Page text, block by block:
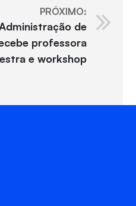
PRÓXIMO:
de
professora
e workshop